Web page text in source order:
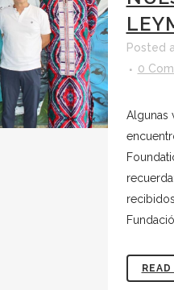
Posted
0
Algunas